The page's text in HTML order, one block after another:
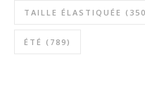
TAILLE ÉLASTIQUÉE
ÉTÉ (789)